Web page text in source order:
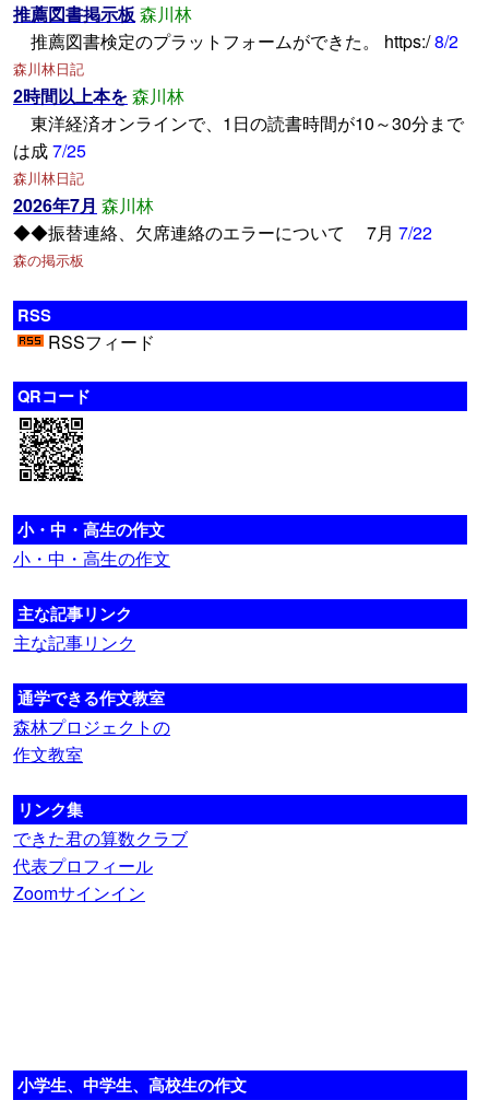
推薦図書掲示板森川林
推薦図書検定のプラットフォームができた。 https:/8/2
森川林日記
2時間以上本を森川林
東洋経済オンラインで、1日の読書時間が10～30分まで
は成7/25
森川林日記
2026年7月 森川林
◆◆振替連絡、欠席連絡のエラーについて 7月 7/22
森の掲示板
RSS
RSSフィード
QRコード
小・中・高生の作文
小・中・高生の作文
主な記事リンク
主な記事リンク
通学できる作文教室
森林プロジェクトの
作文教室
リンク集
できた君の算数クラブ
代表プロフィール
Zoomサインイン
小学生、中学生、高校生の作文